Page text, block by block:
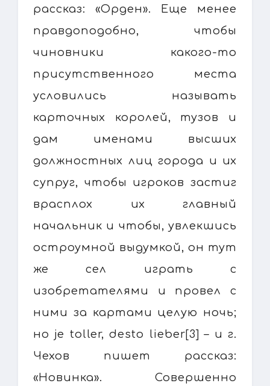
рассказ: «Орден». Еще менее
правдоподобно, чтобы
чиновники какого-то
присутственного места
условились называть
карточных королей, тузов и
дам именами высших
должностных лиц города и их
супруг, чтобы игроков застиг
врасплох их главный
начальник и чтобы, увлекшись
остроумной выдумкой, он тут
же сел играть с
изобретателями и провел с
ними за картами целую ночь;
но je toller, desto lieber[3] – и г.
Чехов пишет рассказ:
«Новинка». Совершенно